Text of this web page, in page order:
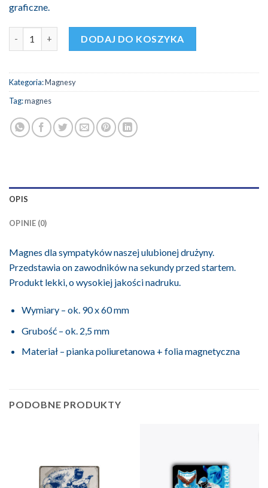
graficzne.
DODAJ DO KOSZYKA
Kategoria:Magnesy
Tag:magnes
OPIS
OPINIE (0)
Magnes dla sympatyków naszej ulubionej drużyny.
Przedstawia on zawodników na sekundy przed startem.
Produkt lekki, o wysokiej jakości nadruku.
Wymiary – ok. 90 x 60 mm
Grubość – ok. 2,5 mm
Materiał – pianka poliuretanowa + folia magnetyczna
PODOBNE PRODUKTY